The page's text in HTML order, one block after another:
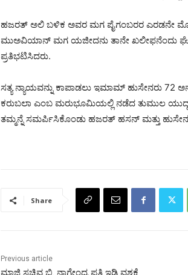
ಹಜರತ್ ಅಲಿ ಬಳಿಕ ಅವರ ಮಗ ಪೈಗಂಬರರ ಎರಡನೇ
ಮುಅವಿಯಾನ್ ಮಗ ಯಜೀದನು ತಾನೇ ಖಲೀಫನೆಂದು
ಪ್ರತಿಭಟಿಸಿದರು.
ಸತ್ಯ ನ್ಯಾಯವನ್ನು ಕಾಪಾಡಲು ಇಮಾಮ್ ಹುಸೇನರು
ಕರುಬಲಾ ಎಂಬ ಮರುಭೂಮಿಯಲ್ಲಿ ನಡೆದ ತುಮುಲ
ತಮ್ಮನ್ನೆ ಸಮರ್ಪಿಸಿಕೊಂಡು ಹಜರತ್ ಹಸನ್ ಮತ್ತು
Share
Previous article
ಮಾಜಿ ಸಚಿವ ಬಿ. ನಾಗೇಂದ್ರ ಪತ್ನಿ ಇಡಿ ವಶಕ್ಕೆ